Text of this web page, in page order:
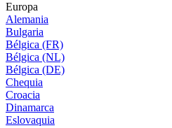
Europa
Alemania
Bulgaria
Bélgica (FR)
Bélgica (NL)
Bélgica (DE)
Chequia
Croacia
Dinamarca
Eslovaquia